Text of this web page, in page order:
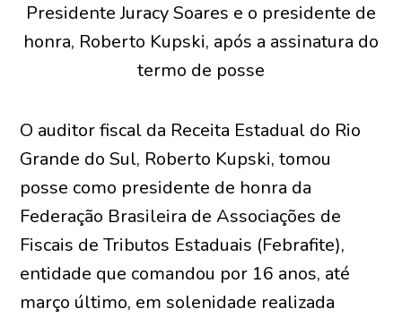
Presidente Juracy Soares e o presidente de
honra, Roberto Kupski, após a assinatura do
termo de posse
O auditor fiscal da Receita Estadual do Rio
Grande do Sul, Roberto Kupski, tomou
posse como presidente de honra da
Federação Brasileira de Associações de
Fiscais de Tributos Estaduais (Febrafite),
entidade que comandou por 16 anos, até
março último, em solenidade realizada